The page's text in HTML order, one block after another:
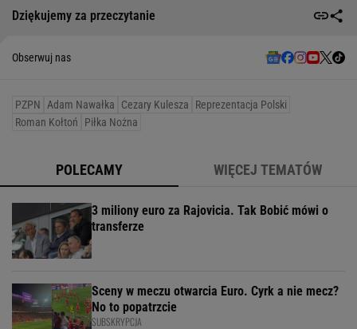
Dziękujemy za przeczytanie
Obserwuj nas
PZPN Adam Nawałka Cezary Kulesza
Reprezentacja Polski
Roman Kołtoń
Piłka Nożna
POLECAMY WIĘCEJ TEMATÓW
3 miliony euro za Rajovicia. Tak Bobić mówi o
transferze
Sceny w meczu otwarcia Euro. Cyrk a nie mecz?
No to popatrzcie
SUBSKRYPCJA